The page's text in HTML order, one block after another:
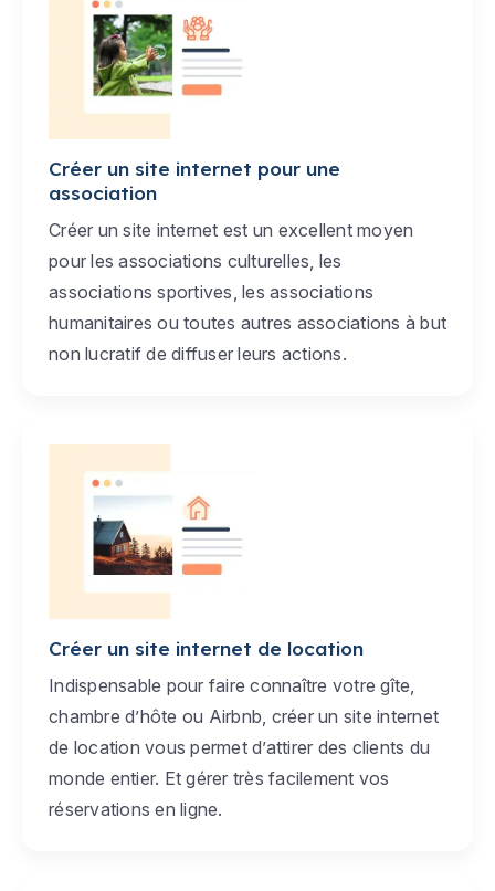
Créer un site internet pour une
association
Créer un site internet est un excellent moyen
pour les associations culturelles, les
associations sportives, les associations
humanitaires ou toutes autres associations à but
non lucratif de diffuser leurs actions.
Créer un site internet de location
Indispensable pour faire connaître votre gîte,
chambre d’hôte ou Airbnb, créer un site internet
de location vous permet d’attirer des clients du
monde entier. Et gérer très facilement vos
réservations en ligne.